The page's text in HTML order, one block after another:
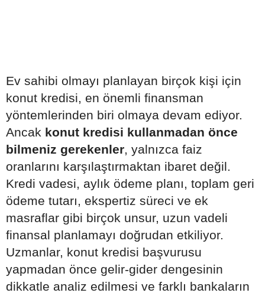
Ev sahibi olmayı planlayan birçok kişi için
konut kredisi, en önemli finansman
yöntemlerinden biri olmaya devam ediyor.
Ancak konut kredisi kullanmadan önce
bilmeniz gerekenler, yalnızca faiz
oranlarını karşılaştırmaktan ibaret değil.
Kredi vadesi, aylık ödeme planı, toplam geri
ödeme tutarı, ekspertiz süreci ve ek
masraflar gibi birçok unsur, uzun vadeli
finansal planlamayı doğrudan etkiliyor.
Uzmanlar, konut kredisi başvurusu
yapmadan önce gelir-gider dengesinin
dikkatle analiz edilmesi ve farklı bankaların